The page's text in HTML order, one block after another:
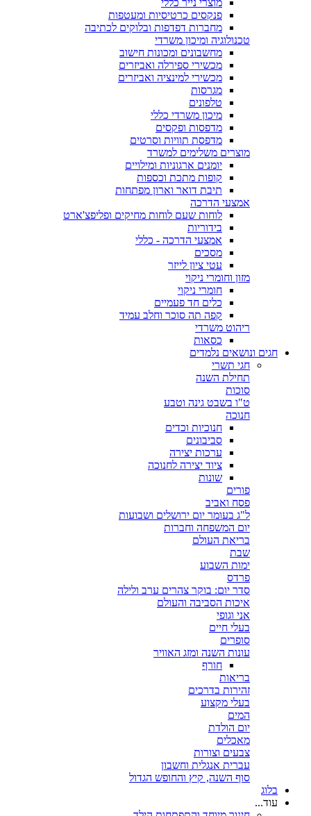
מוצרי נייר כללי
פנקסים כרטיסיות ומעטפות
מחברות דפדפות ובלוקים לכתיבה
טכנולוגיה ומיכון משרדי
מחשבונים ומכונות חישוב
מכשירי ספירלה ואביזרים
מכשירי למינציה ואביזרים
מגרסות
טלפונים
מיכון משרדי כללי
מדפסות ופקסים
מדפסת תוויות וסרטים
מוצרים משלימים למשרד
יומנים ארגוניות ומילויים
קופות מתכת וכספות
תיבת דואר וארון מפתחות
אמצעי הדרכה
לוחות שעם לוחות מחיקים ופליפצ'ארט
בידוריות
אמצעי הדרכה - כללי
מסכים
עטי ציון לייזר
מזון וחומרי ניקוי
חומרי ניקוי
כלים חד פעמיים
קפה תה סוכר וחלב עמיד
ריהוט משרדי
כסאות
חגים ונושאים נלמדים
חגי תשרי
תחילת השנה
סוכות
ט"ו בשבט גינה וטבע
חנוכה
חנוכיות וכדים
סביבונים
ערכות יצירה
ציוד יצירה לחנוכה
שונות
פורים
פסח ואביב
ל"ג בעומר יום ירושלים ושבועות
יום המשפחה וחברות
בריאת העולם
שבת
ימות השבוע
פרדס
סדר יום: בוקר צהרים ערב ולילה
איכות הסביבה והעולם
אני וגופי
בעלי חיים
סופרים
עונות השנה ומזג האוויר
חורף
בריאות
זהירות בדרכים
בעלי מקצוע
המים
יום הולדת
מאכלים
צבעים וצורות
עברית אנגלית וחשבון
סוף השנה, קיץ והחופש הגדול
בלוג
עוד...